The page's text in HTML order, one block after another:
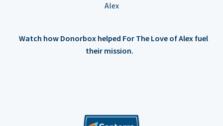
Alex
Watch how Donorbox helped For The Love of Alex fuel
their mission.